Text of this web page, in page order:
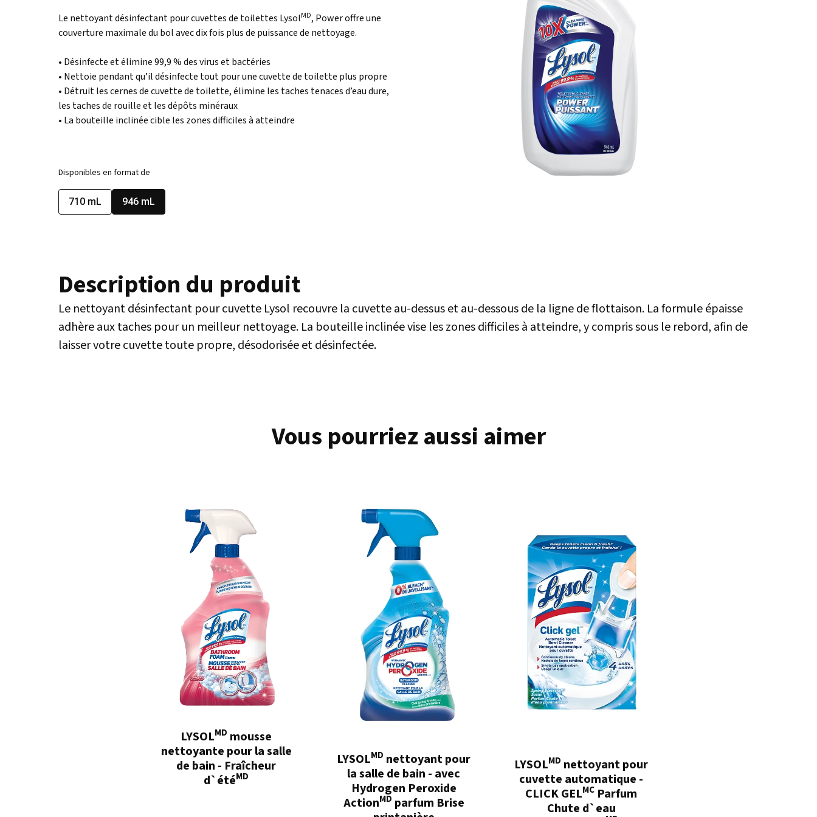
page.
Le nettoyant désinfectant pour cuvettes de toilettes LysolMD, Power offre une
couverture maximale du bol avec dix fois plus de puissance de nettoyage.
• Désinfecte et élimine 99,9 % des virus et bactéries
• Nettoie pendant qu’il désinfecte tout pour une cuvette de toilette plus propre
• Détruit les cernes de cuvette de toilette, élimine les taches tenaces d’eau dure,
les taches de rouille et les dépôts minéraux
• La bouteille inclinée cible les zones difficiles à atteindre
Disponibles en format de
710 mL 946 mL
Description du produit
Le nettoyant désinfectant pour cuvette Lysol recouvre la cuvette au-dessus et au-dessous de la ligne de flottaison. La formule épaisse
adhère aux taches pour un meilleur nettoyage. La bouteille inclinée vise les zones difficiles à atteindre, y compris sous le rebord, afin de
laisser votre cuvette toute propre, désodorisée et désinfectée.
Vous pourriez aussi aimer
LYSOLMD mousse
nettoyante pour la salle
de bain - Fraîcheur
d`étéMD
LYSOLMD nettoyant pour
la salle de bain - avec
Hydrogen Peroxide
ActionMD parfum Brise
LYSOLMD nettoyant pour
cuvette automatique -
CLICK GELMC Parfum
Chute d`eau